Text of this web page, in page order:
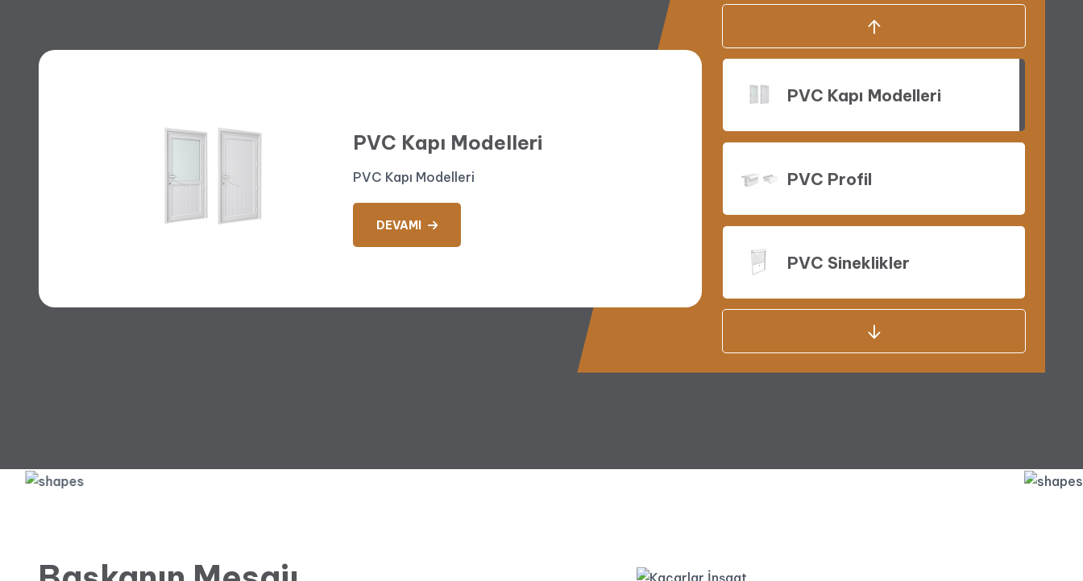
PVC Kapı Modelleri
PVC Kapı Modelleri
DEVAMI
Çift Açılım PVC Pencere
PVC Kapı Modelleri
PVC Profil
PVC Sineklikler